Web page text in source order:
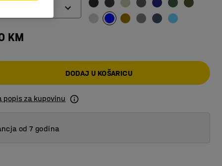
KM
DODAJ U KOŠARICU
popis za kupovinu
od 7 godina